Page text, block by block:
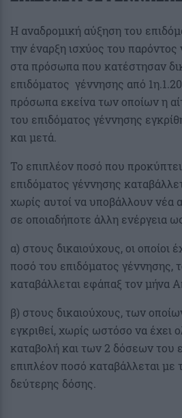
Η αναδρομική αύξηση του
την έναρξη ισχύος του παρόντος
στα πρόσωπα που κατέστησαν
επιδόματος γέννησης από
πρόσωπα εκείνα των οποίων η
του επιδόματος γέννησης
και μετά.
Το επιπλέον ποσό που
επιδόματος γέννησης
χωρίς αυτοί να υποβάλλουν νέα
σε οποιαδήποτε άλλη ενέργεια
α) στους δικαιούχους, οι οποίοι
ποσό του επιδόματος γέννησης,
καταβάλλεται εφάπαξ τον μήνα
β) στους δικαιούχους, των
εγκριθεί, χωρίς ωστόσο να έχει
καταβολή και των 2 δόσεων του
επιπλέον ποσό καταβάλλεται με
δεύτερης δόσης.